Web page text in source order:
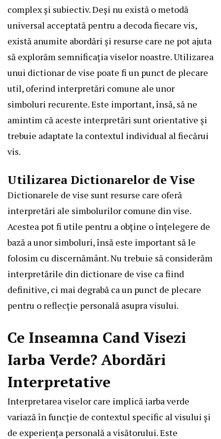
complex și subiectiv. Deși nu există o metodă
universal acceptată pentru a decoda fiecare vis,
există anumite abordări și resurse care ne pot ajuta
să explorăm semnificația viselor noastre. Utilizarea
unui dictionar de vise poate fi un punct de plecare
util, oferind interpretări comune ale unor
simboluri recurente. Este important, însă, să ne
amintim că aceste interpretări sunt orientative și
trebuie adaptate la contextul individual al fiecărui
vis.
Utilizarea Dictionarelor de Vise
Dictionarele de vise sunt resurse care oferă
interpretări ale simbolurilor comune din vise.
Acestea pot fi utile pentru a obține o înțelegere de
bază a unor simboluri, însă este important să le
folosim cu discernământ. Nu trebuie să considerăm
interpretările din dictionare de vise ca fiind
definitive, ci mai degrabă ca un punct de plecare
pentru o reflecție personală asupra visului.
Ce Inseamna Cand Visezi
Iarba Verde? Abordări
Interpretative
Interpretarea viselor care implică iarba verde
variază în funcție de contextul specific al visului și
de experiența personală a visătorului. Este